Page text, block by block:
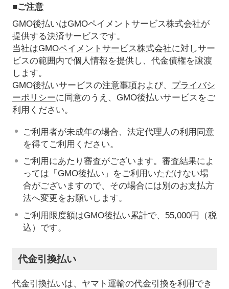
■ご注意
GMO後払いはGMOペイメントサービス株式会社が
提供する決済サービスです。
当社はGMOペイメントサービス株式会社に対しサー
ビスの範囲内で個人情報を提供し、代金債権を譲渡
します。
GMO後払いサービスの注意事項および、 プライバシ
ーポリシーに同意のうえ、GMO後払いサービスをご
利用ください。
ご利用者が未成年の場合、法定代理人の利用同意
を得てご利用ください。
ご利用にあたり審査がございます。審査結果によ
っては「GMO後払い」をご利用いただけない場
合がございますので、その場合には別のお支払方
法へ変更をお願いします。
ご利用限度額はGMO後払い累計で、55,000円（税
込）です。
代金引換払い
代金引換払いは、ヤマト運輸の代金引換を利用でき